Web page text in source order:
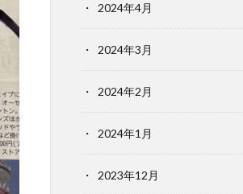
2024年4月
2024年3月
2024年2月
2024年1月
2023年12月